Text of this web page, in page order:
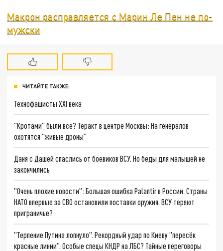
Макрон расправляется с Марин Ле Пен не по-
мужски
ЧИТАЙТЕ ТАКЖЕ:
Технофашисты XXI века
"Кротами" были все? Теракт в центре Москвы: На генералов
охотятся "живые дроны"
Даня с Дашей спаслись от боевиков ВСУ. Но беды для малышей не
закончились
"Очень плохие новости": Большая ошибка Palantir в России. Страны
НАТО впервые за СВО остановили поставки оружия. ВСУ теряют
приграничье?
"Терпение Путина лопнуло". Рекордный удар по Киеву "пересёк
красные линии". Особые спецы КНДР на ЛБС? Тайные переговоры